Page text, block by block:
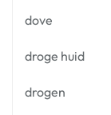
dove
droge huid
drogen